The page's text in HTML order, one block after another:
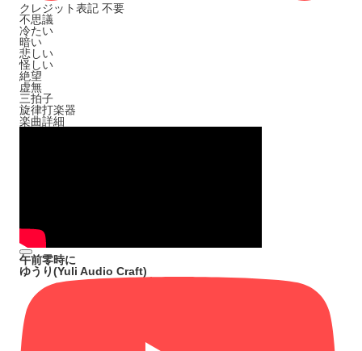
クレジット表記 不要
不思議
冷たい
暗い
悲しい
怪しい
絶望
虚無
三拍子
旋律打楽器
楽曲詳細
午前零時に
ゆうり(Yuli Audio Craft)